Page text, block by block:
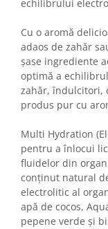
echilibrului
Cu o aromă
adaos de zahăr
șase ingrediente
optimă a
zahăr, îndulcitori,
produs pur cu
Multi Hydration
pentru a înlocui
fluidelor din
conținut natural
electrolitic al
apă de cocos,
pepene verde și